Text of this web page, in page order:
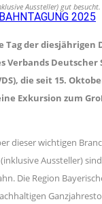
Aussteller) gut
2025
Tag der diesjährigen
Verbands
die seit 15.
Exkursion zum
dieser wichtigen
Aussteller)
Die Region